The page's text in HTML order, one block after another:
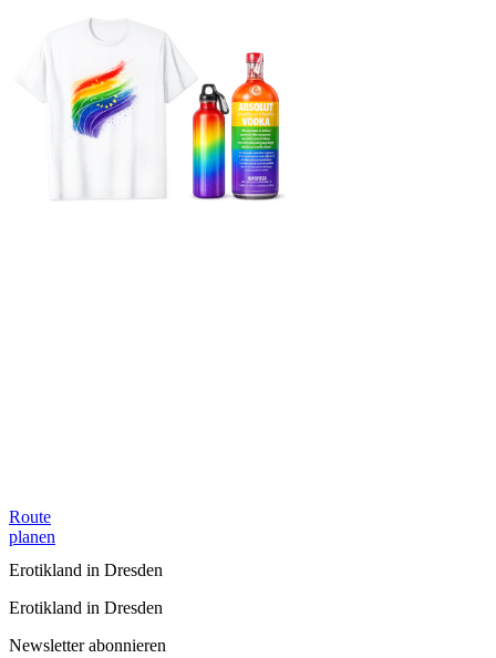
Route
planen
Erotikland in Dresden
Erotikland in Dresden
Newsletter abonnieren